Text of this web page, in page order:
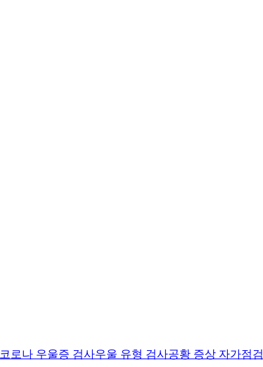
코로나 우울증 검사우울 유형 검사공황 증상 자가점검